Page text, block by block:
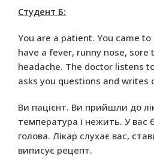
Студент Б:
You are a patient. You came to
have a fever, runny nose, sore
headache. The doctor listens
asks you questions and writes
Ви пацієнт. Ви прийшли до
температура і нежить. У вас
голова. Лікар слухає вас,
виписує рецепт.